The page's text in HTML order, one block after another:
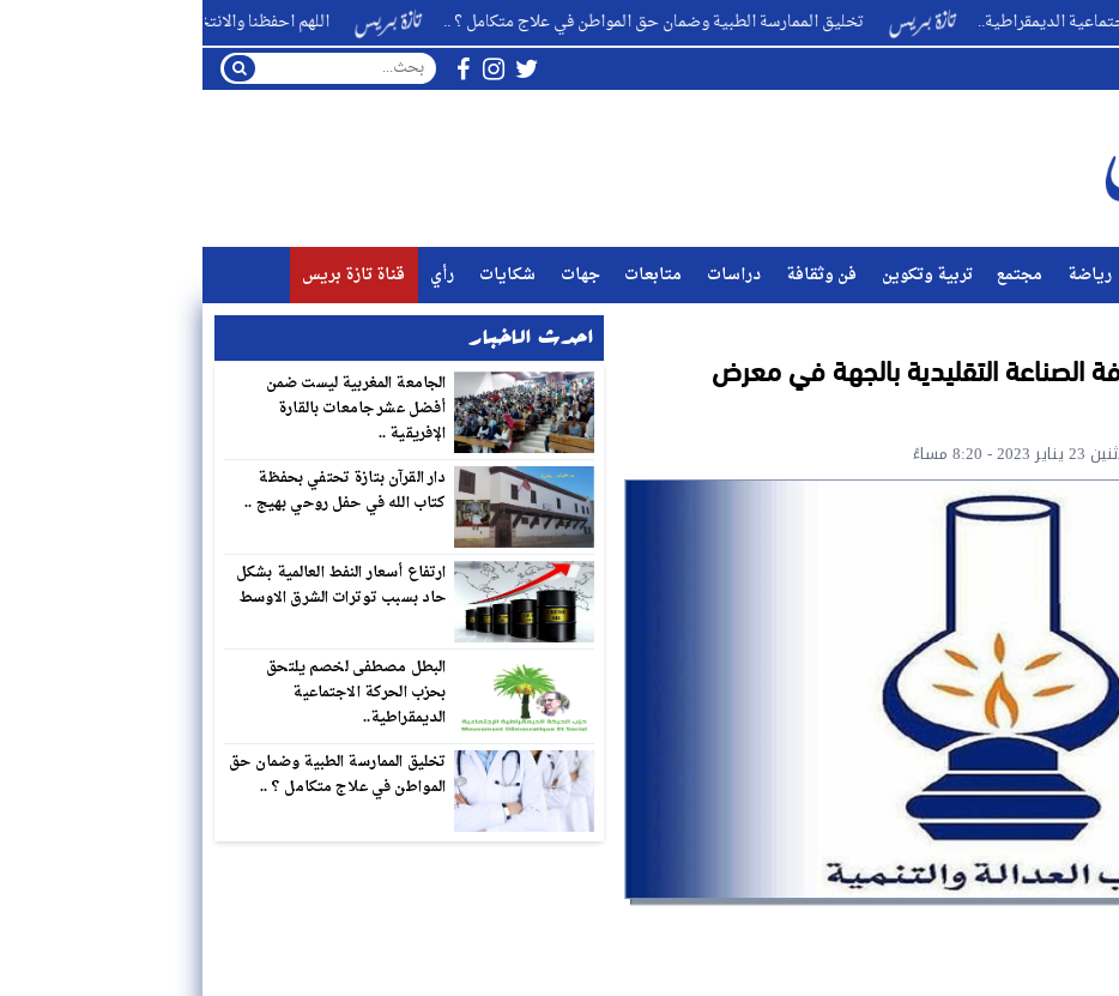
تخليق الممارسة الطبية وضمان حق المواطن في علاج متكامل ؟ ..
اللهم احفظنا والانتخابات قادمة من بوعزا ناخبا ومُنتخبا
رياضة مجتمع تربية وتكوين فن وثقافة دراسات متابعات جهات شكايات رأي
قناة تازة بريس
الصناعة التقليدية بالجهة في معرض
مساءً
احدث الاخبار
الجامعة المغربية ليست ضمن
أفضل عشر جامعات بالقارة
الإفريقية ..
دار القرآن بتازة تحتفي بحفظة
كتاب الله في حفل روحي بهيج ..
ارتفاع أسعار النفط العالمية بشكل
حاد بسبب توترات الشرق الاوسط
البطل مصطفى لخصم يلتحق
بحزب الحركة الاجتماعية
الديمقراطية..
تخليق الممارسة الطبية وضمان حق
المواطن في علاج متكامل ؟ ..